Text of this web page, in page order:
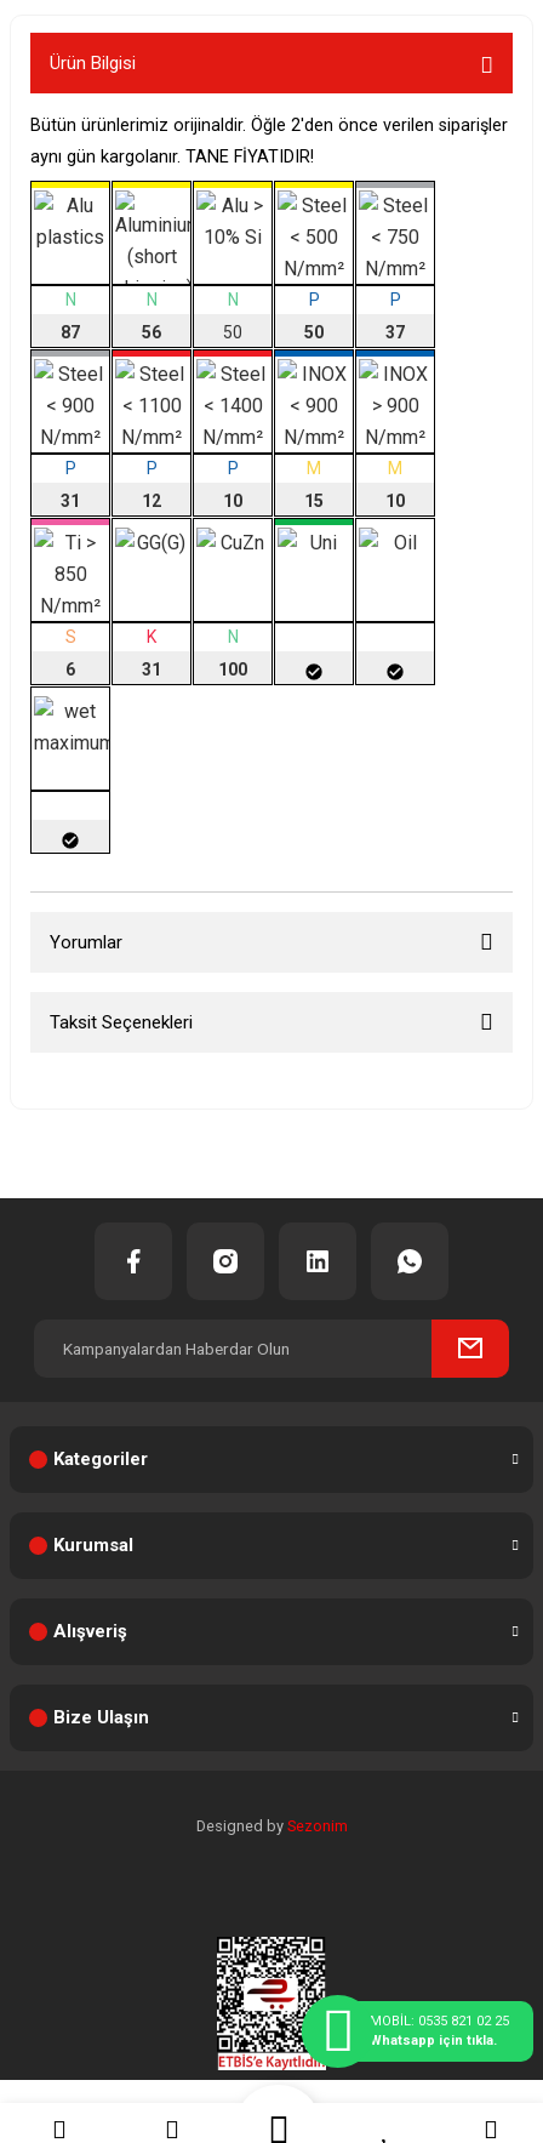
Ürün Bilgisi
Bütün ürünlerimiz orijinaldir. Öğle 2'den önce verilen siparişler
aynı gün kargolanır. TANE FİYATIDIR!
N
87
N
56
N
50
P
50
P
37
P
31
P
12
P
10
M
15
M
10
S
6
K
31
N
100
Yorumlar
Taksit Seçenekleri
Kategoriler
Kurumsal
Alışveriş
Bize Ulaşın
Designed by Sezonim
MOBİL: 0535 821 02 25
Whatsapp için tıkla.